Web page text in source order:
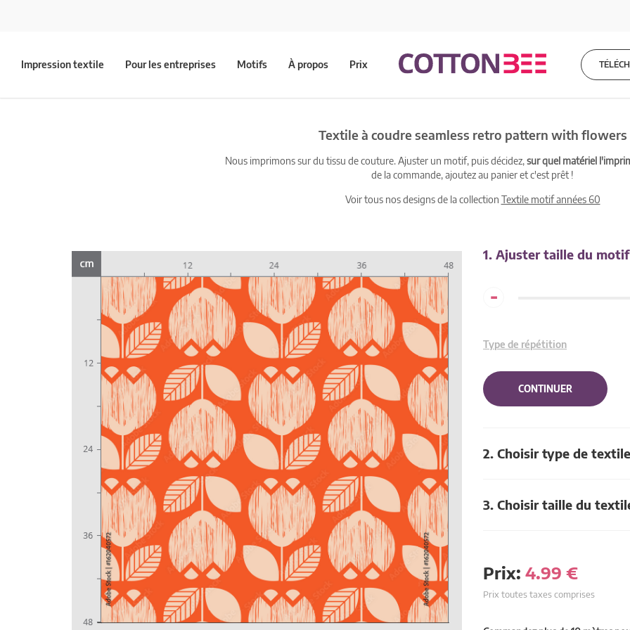
Impression textile Pour les entreprises Motifs À propos Prix
Textile à coudre seamless retro pattern with flowers
Nous imprimons sur du tissu de couture. Ajuster un motif, puis décidez,sur quel matériel
de la commande, ajoutez au panier et c'est prêt !
Voir tous nos designs de la collection Textile motif années 60
1. Ajuster taille du motif
-
Type de répétition
CONTINUER
2. Choisir type de textile
3. Choisir taille du
Prix: 4.99 €
Prix toutes taxes comprises